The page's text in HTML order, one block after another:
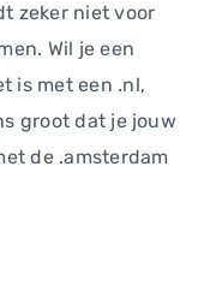
zeker niet voor
Wil je een
is met een .nl,
groot dat je jouw
de .amsterdam